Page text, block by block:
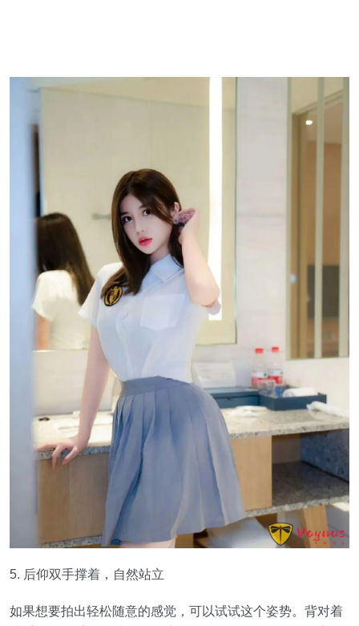
5. 后仰双手撑着，自然站立
如果想要拍出轻松随意的感觉，可以试试这个姿势。背对着